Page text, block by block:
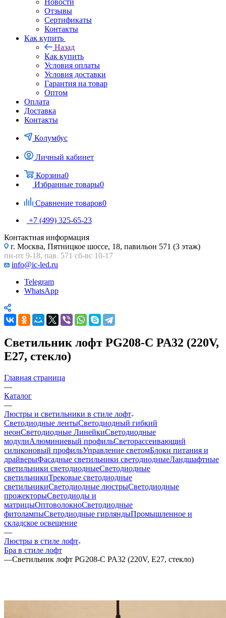
Новости
Отзывы
Сертификаты
Контакты
Как купить
Назад
Как купить
Условия оплаты
Условия доставки
Гарантия на товар
Оптом
Оплата
Доставка
Контакты
Колумбус
Личный кабинет
Корзина0
Избранные товары0
Сравнение товаров0
+7 (499) 325-65-23
Контактная информация
г. Москва, Пятницкое шоссе, 18, павильон 571 (3 этаж)
пн-пт 9-18, пав. 571 сб-вс 10-17
info@ic-led.ru
Telegram
WhatsApp
Светильник лофт PG208-C PA32 (220V,
E27, стекло)
Главная страница
—
Каталог
—
Люстры и светильники в стиле лофт
Светодиодные лентыСветодиодный гибкий
неонСветодиодные ЛинейкиСветодиодные
модулиАлюминиевый профильСветорассеивающий
силиконовый профильУправление светомБлоки питания и
драйверыФасадные светильники светодиодныеЛандшафтные
светильники светодиодныеСветодиодные
светильникиТрековые светодиодные
светильникиСветодиодные люстрыСветодиодные
прожекторыСветодиоды и
матрицыОптоволокноСветодиодные
фитолампыСветодиодные гирляндыПромышленное и
складское освещение
—
Люстры в стиле лофт
Бра в стиле лофт
—Светильник лофт PG208-C PA32 (220V, E27, стекло)